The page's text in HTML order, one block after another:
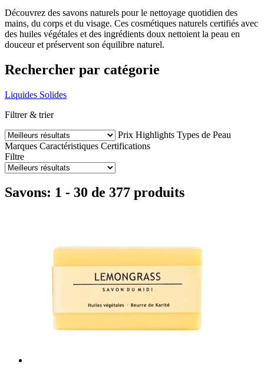
Découvrez des savons naturels pour le nettoyage quotidien des
mains, du corps et du visage. Ces cosmétiques naturels certifiés avec
des huiles végétales et des ingrédients doux nettoient la peau en
douceur et préservent son équilibre naturel.
Rechercher par catégorie
Liquides Solides
Filtrer & trier
Prix Highlights Types de Peau
Marques Caractéristiques Certifications
Filtre
Savons: 1 - 30 de 377 produits